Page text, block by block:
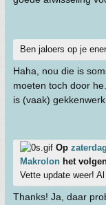
Ben jaloers op je
Haha, nou die is
moeten toch door
is (vaak)
Op
Makrolon het
Vette update weer!
Thanks! Ja, daar